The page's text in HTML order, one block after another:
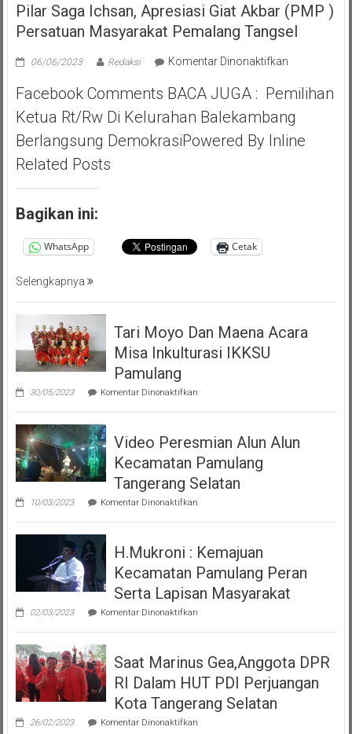
Pilar Saga Ichsan, Apresiasi Giat Akbar (PMP )
Persatuan Masyarakat Pemalang Tangsel
06/06/2023 Redaksi Komentar Dinonaktifkanpada
Saga
Apresiasi
Giat
Facebook Comments BACA JUGA : Pemilihan
Ketua Rt/Rw Di Kelurahan Balekambang
Berlangsung DemokrasiPowered By Inline
Related Posts
Bagikan ini:
WhatsApp Cetak
Selengkapnya
Tari Moyo Dan Maena Acara
Misa Inkulturasi IKKSU
Pamulang
30/05/2023 Komentar Dinonaktifkanpada
Moyo
Maena
Acara
Misa
Inkulturasi
IKKSU
Pamulang
Video Peresmian Alun Alun
Kecamatan Pamulang
Tangerang Selatan
10/03/2023 Komentar Dinonaktifkanpada
Peresmian
Alun
Kecamatan
Pamulang
Tangerang
Selatan
H.Mukroni : Kemajuan
Kecamatan Pamulang Peran
Serta Lapisan Masyarakat
02/03/2023 Komentar Dinonaktifkanpada
:
Kecamatan
Pamulang
Peran
Lapisan
Masyarakat
Saat Marinus Gea,Anggota DPR
RI Dalam HUT PDI Perjuangan
Kota Tangerang Selatan
26/02/2023 Komentar Dinonaktifkanpada